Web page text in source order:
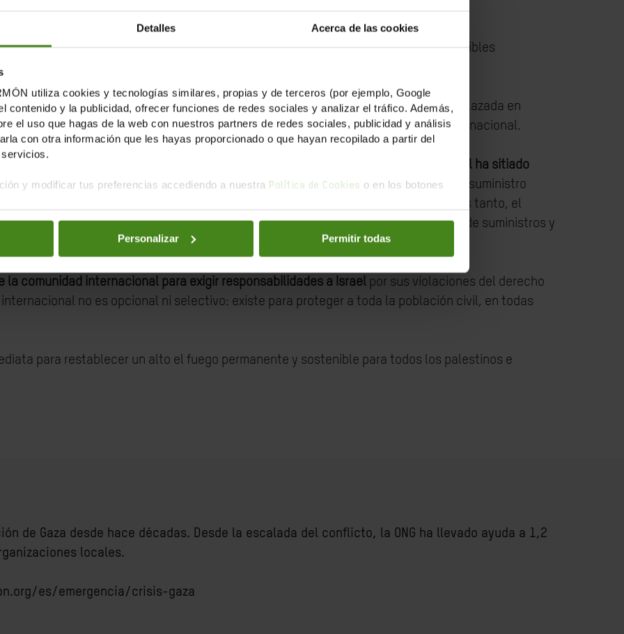
Detalles Acerca de las cookies
utiliza cookies y tecnologías similares, propias y de terceros (por ejemplo, Google
contenido y la publicidad, ofrecer funciones de redes sociales y analizar el tráfico. Además,
el uso que hagas de la web con nuestros partners de redes sociales, publicidad y análisis
con otra información que les hayas proporcionado o que hayan recopilado a partir del
y modificar tus preferencias accediendo a nuestra Política de Cookies o en los botones
Personalizar Permitir todas
mantenido, por los dos millones de personas que intentan sobrevivir en terribles
que permanecen secuestrados.
nuevas evacuacionesen Gaza, obligando a la población civil, que ya ha sido desplazada en
seguro al que ir. Estas órdenes de desplazamiento forzado violan el derecho internacional.
catastrófica.
Desde principios de mes, coincidiendo con el inicio del Ramadán, Israel ha sitiado
de alimentos, combustible y toda la ayuda humanitaria.Hace una semana, cortó el suministro
de Gaza, que suministraba agua potable a unas 500.000 personas. Mientras tanto, el
para absorber el creciente número de víctimas. Los hospitales carecen de suministros y
la comunidad internacional para exigir responsabilidades a Israel por sus violaciones del derecho
no es opcional ni selectivo: existe para proteger a toda la población civil, en todas
para restablecer un alto el fuego permanente y sostenible para todos los palestinos e
de Gaza desde hace décadas. Desde la escalada del conflicto, la ONG ha llevado ayuda a 1,2
locales.
es/emergencia/crisis-gaza